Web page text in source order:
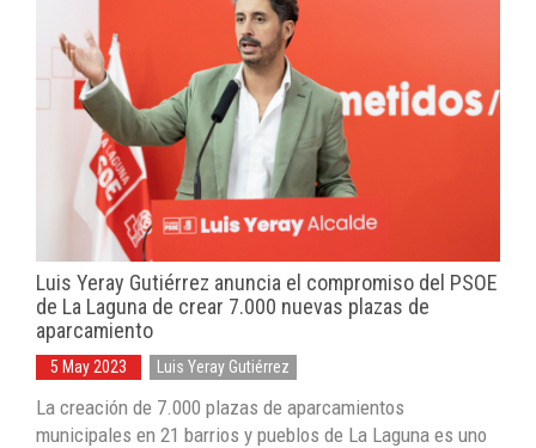
Luis Yeray Gutiérrez anuncia el compromiso del PSOE
de La Laguna de crear 7.000 nuevas plazas de
aparcamiento
5 May 2023 Luis Yeray Gutiérrez
La creación de 7.000 plazas de aparcamientos
municipales en 21 barrios y pueblos de La Laguna es uno